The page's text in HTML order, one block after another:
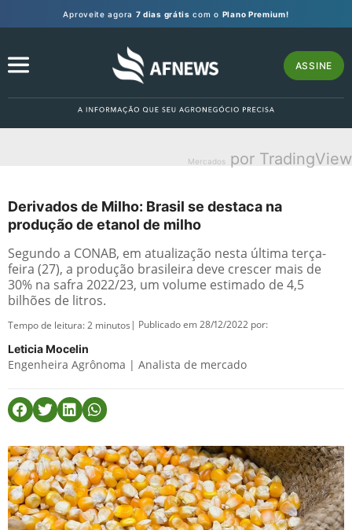
Aproveite agora 7 dias grátis com o Plano Premium!
ASSINE
Mercados por TradingView
Derivados de Milho: Brasil se destaca na
produção de etanol de milho
Segundo a CONAB, em atualização nesta última terça-
feira (27), a produção brasileira deve crescer mais de
30% na safra 2022/23, um volume estimado de 4,5
bilhões de litros.
Tempo de leitura:2 minutos | Publicado em 28/12/2022 por:
Leticia Mocelin
Engenheira Agrônoma | Analista de mercado